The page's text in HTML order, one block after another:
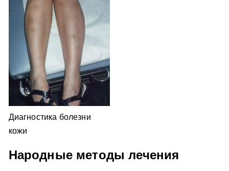
Диагностика болезни
кожи
Народные методы лечения